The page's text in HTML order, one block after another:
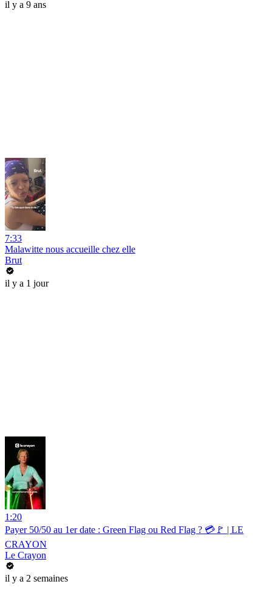
il y a 9 ans
7:33
Malawitte nous accueille chez elle
Brut
il y a 1 jour
1:20
Payer 50/50 au 1er date : Green Flag ou Red Flag ? 💳🚩 | LE
CRAYON
Le Crayon
il y a 2 semaines